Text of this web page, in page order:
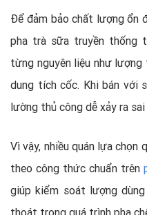
Để đảm bảo chất lượng ổn
pha trà sữa truyền thống
từng nguyên liệu như
dung tích cốc. Khi bán với
lường thủ công dễ xảy ra
Vì vậy, nhiều quán lựa chọn
theo công thức chuẩn trên
giúp kiểm soát lượng
thoát trong quá trình pha